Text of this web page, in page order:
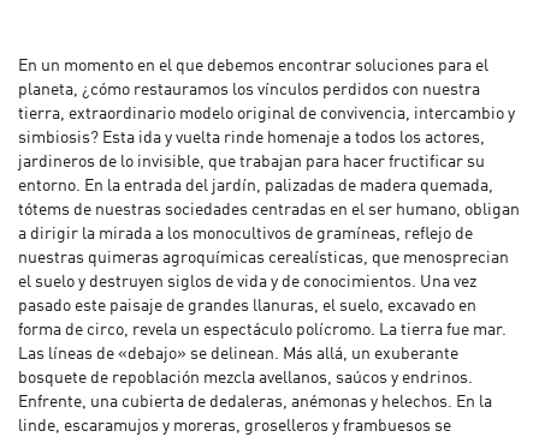
En un momento en el que debemos encontrar soluciones para el
planeta, ¿cómo restauramos los vínculos perdidos con nuestra
tierra, extraordinario modelo original de convivencia, intercambio y
simbiosis? Esta ida y vuelta rinde homenaje a todos los actores,
jardineros de lo invisible, que trabajan para hacer fructificar su
entorno. En la entrada del jardín, palizadas de madera quemada,
tótems de nuestras sociedades centradas en el ser humano, obligan
a dirigir la mirada a los monocultivos de gramíneas, reflejo de
nuestras quimeras agroquímicas cerealísticas, que menosprecian
el suelo y destruyen siglos de vida y de conocimientos. Una vez
pasado este paisaje de grandes llanuras, el suelo, excavado en
forma de circo, revela un espectáculo polícromo. La tierra fue mar.
Las líneas de «debajo» se delinean. Más allá, un exuberante
bosquete de repoblación mezcla avellanos, saúcos y endrinos.
Enfrente, una cubierta de dedaleras, anémonas y helechos. En la
linde, escaramujos y moreras, groselleros y frambuesos se